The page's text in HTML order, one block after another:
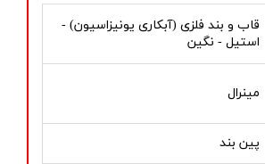
قاب و بند فلزی (آبکاری یونیزاسیون) -
استیل - نگین
مینرال
پین بند